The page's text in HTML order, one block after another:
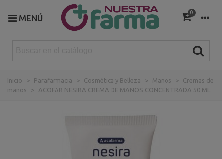
MENÚ
0
Inicio > Parafarmacia > Cosmética y Belleza > Manos >
Cremas de
manos
> ACOFAR NESIRA CREMA DE MANOS CONCENTRADA 50 ML